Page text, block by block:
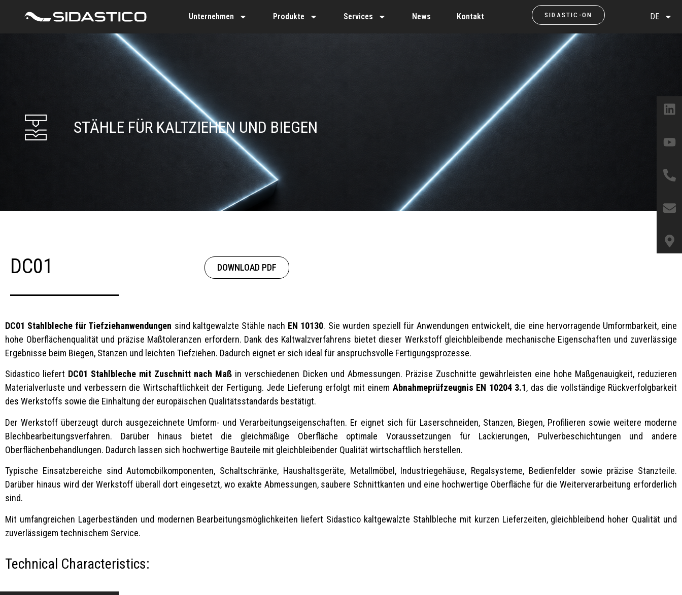
Unternehmen Produkte Services News Kontakt SIDASTIC-ON DE
STÄHLE FÜR KALTZIEHEN UND BIEGEN
DC01 DOWNLOAD PDF
DC01 Stahlbleche für Tiefziehanwendungen sind kaltgewalzte Stähle nach EN 10130. Sie wurden speziell für Anwendungen entwickelt, die eine hervorragende Umformbarkeit, eine
hohe Oberflächenqualität und präzise Maßtoleranzen erfordern. Dank des Kaltwalzverfahrens bietet dieser Werkstoff gleichbleibende mechanische Eigenschaften und zuverlässige
Ergebnisse beim Biegen, Stanzen und leichten Tiefziehen. Dadurch eignet er sich ideal für anspruchsvolle Fertigungsprozesse.
Sidastico liefert DC01 Stahlbleche mit Zuschnitt nach Maß in verschiedenen Dicken und Abmessungen. Präzise Zuschnitte gewährleisten eine hohe Maßgenauigkeit, reduzieren
Materialverluste und verbessern die Wirtschaftlichkeit der Fertigung. Jede Lieferung erfolgt mit einem Abnahmeprüfzeugnis EN 10204 3.1, das die vollständige Rückverfolgbarkeit
des Werkstoffs sowie die Einhaltung der europäischen Qualitätsstandards bestätigt.
Der Werkstoff überzeugt durch ausgezeichnete Umform- und Verarbeitungseigenschaften. Er eignet sich für Laserschneiden, Stanzen, Biegen, Profilieren sowie weitere moderne
Blechbearbeitungsverfahren. Darüber hinaus bietet die gleichmäßige Oberfläche optimale Voraussetzungen für Lackierungen, Pulverbeschichtungen und andere
Oberflächenbehandlungen. Dadurch lassen sich hochwertige Bauteile mit gleichbleibender Qualität wirtschaftlich herstellen.
Typische Einsatzbereiche sind Automobilkomponenten, Schaltschränke, Haushaltsgeräte, Metallmöbel, Industriegehäuse, Regalsysteme, Bedienfelder sowie präzise Stanzteile.
Darüber hinaus wird der Werkstoff überall dort eingesetzt, wo exakte Abmessungen, saubere Schnittkanten und eine hochwertige Oberfläche für die Weiterverarbeitung erforderlich
sind.
Mit umfangreichen Lagerbeständen und modernen Bearbeitungsmöglichkeiten liefert Sidastico kaltgewalzte Stahlbleche mit kurzen Lieferzeiten, gleichbleibend hoher Qualität und
zuverlässigem technischem Service.
Technical Characteristics: